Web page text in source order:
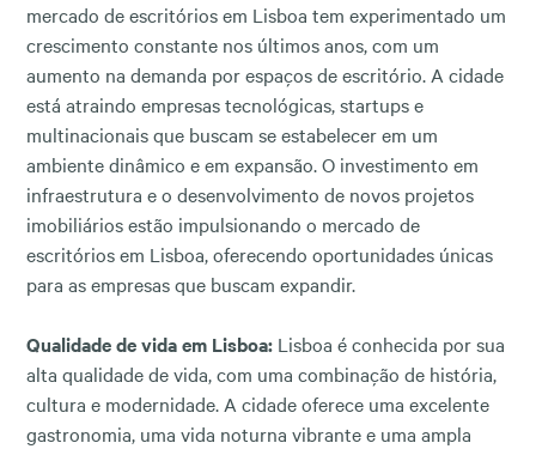
mercado de escritórios em Lisboa tem experimentado um
crescimento constante nos últimos anos, com um
aumento na demanda por espaços de escritório. A cidade
está atraindo empresas tecnológicas, startups e
multinacionais que buscam se estabelecer em um
ambiente dinâmico e em expansão. O investimento em
infraestrutura e o desenvolvimento de novos projetos
imobiliários estão impulsionando o mercado de
escritórios em Lisboa, oferecendo oportunidades únicas
para as empresas que buscam expandir.
Qualidade de vida em Lisboa: Lisboa é conhecida por sua
alta qualidade de vida, com uma combinação de história,
cultura e modernidade. A cidade oferece uma excelente
gastronomia, uma vida noturna vibrante e uma ampla